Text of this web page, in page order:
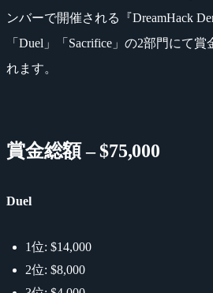
ンバーで開催される『DreamHack
「Duel」「Sacrifice」の2部門にて賞
れます。
賞金総額 – $75,000
Duel
1位: $14,000
2位: $8,000